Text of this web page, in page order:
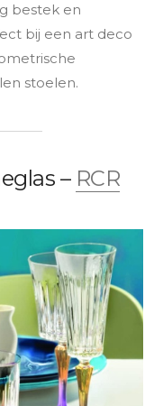
bestek en
bij een art deco
stoelen.
– RCR